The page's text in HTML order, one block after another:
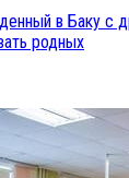
в Баку с
родных